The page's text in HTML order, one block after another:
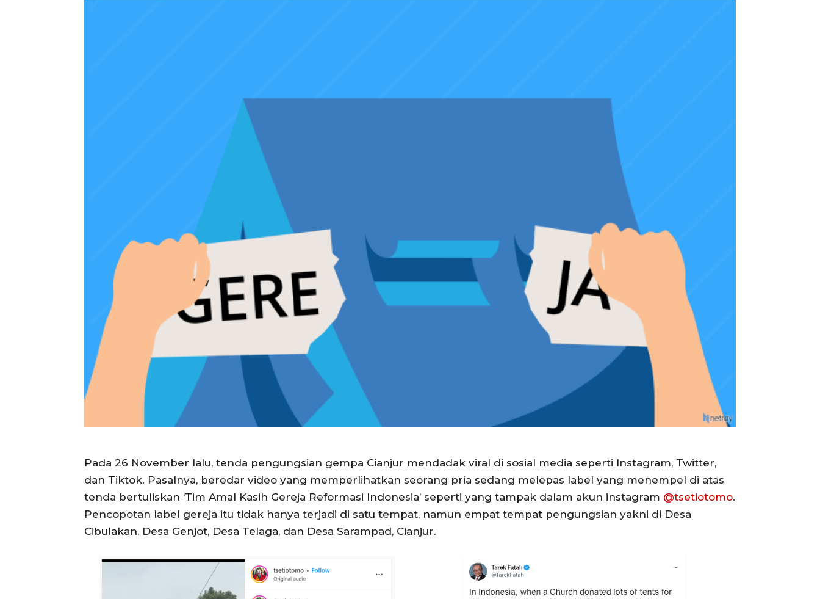
Pada 26 November lalu, tenda pengungsian gempa Cianjur mendadak viral di sosial media seperti Instagram, Twitter,
dan Tiktok. Pasalnya, beredar video yang memperlihatkan seorang pria sedang melepas label yang menempel di atas
tenda bertuliskan ‘Tim Amal Kasih Gereja Reformasi Indonesia’ seperti yang tampak dalam akun instagram @tsetiotomo.
Pencopotan label gereja itu tidak hanya terjadi di satu tempat, namun empat tempat pengungsian yakni di Desa
Cibulakan, Desa Genjot, Desa Telaga, dan Desa Sarampad, Cianjur.